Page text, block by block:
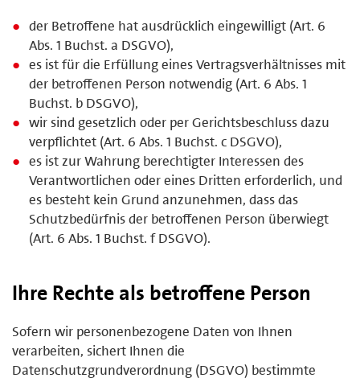
der Betroffene hat ausdrücklich eingewilligt (Art. 6
Abs. 1 Buchst. a DSGVO),
es ist für die Erfüllung eines Vertragsverhältnisses mit
der betroffenen Person notwendig (Art. 6 Abs. 1
Buchst. b DSGVO),
wir sind gesetzlich oder per Gerichtsbeschluss dazu
verpflichtet (Art. 6 Abs. 1 Buchst. c DSGVO),
es ist zur Wahrung berechtigter Interessen des
Verantwortlichen oder eines Dritten erforderlich, und
es besteht kein Grund anzunehmen, dass das
Schutzbedürfnis der betroffenen Person überwiegt
(Art. 6 Abs. 1 Buchst. f DSGVO).
Ihre Rechte als betroffene Person
Sofern wir personenbezogene Daten von Ihnen
verarbeiten, sichert Ihnen die
Datenschutzgrundverordnung (DSGVO) bestimmte